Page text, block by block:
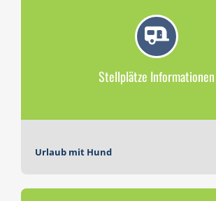
Stellplätze Informationen
Urlaub mit Hund